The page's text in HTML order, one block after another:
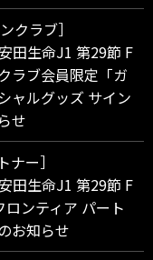
クラブ］
田生命J1 第29節 F
ラブ会員限定「ガ
ャルグッズ サイン
せ
ナー］
田生命J1 第29節 F
ンティア パート
お知らせ